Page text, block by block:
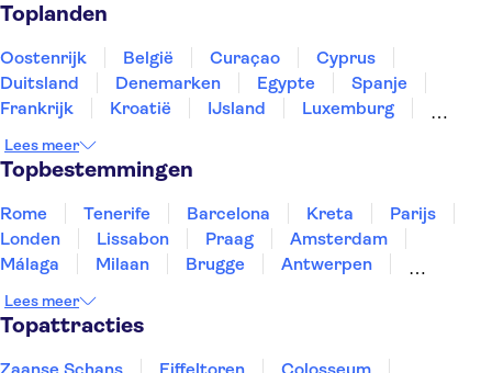
Toplanden
Oostenrijk België Curaçao
Cyprus
Duitsland
Denemarken Egypte
Spanje
Frankrijk
Kroatië IJsland
Luxemburg
Slovenië
Thailand
Lees meer
Topbestemmingen
Rome Tenerife Barcelona Kreta
Parijs
Londen
Lissabon Praag
Amsterdam
Málaga
Milaan Brugge
Antwerpen
Eindhoven
Lees meer
Topattracties